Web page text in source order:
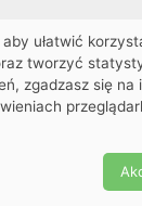
Ekobilet
cookies
ułatwić
tworzyć
zgadzasz się na